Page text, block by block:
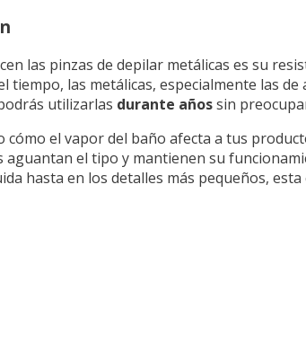
las pinzas de depilar metálicas es su
las metálicas, especialmente las de
utilizarlas durante añossin
cómo el vapor del baño afecta a tus
aguantan el tipo y mantienen su
hasta en los detalles más pequeños,